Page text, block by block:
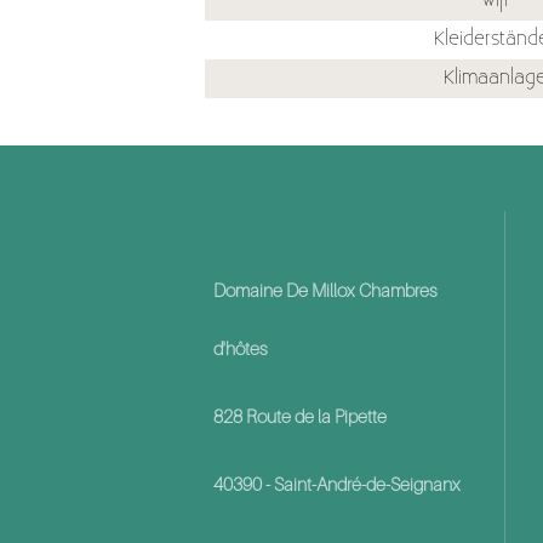
Domaine De Millox Chambres
d'hôtes
828 Route de la Pipette
40390 - Saint-André-de-Seignanx